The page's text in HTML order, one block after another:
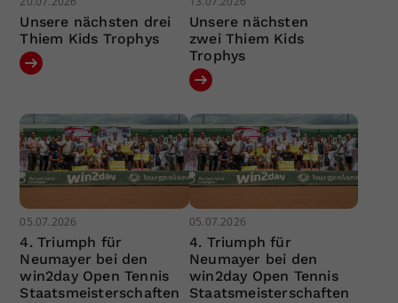
Unsere nächsten drei
Thiem Kids Trophys
Unsere nächsten
zwei Thiem Kids
Trophys
05.07.2026
4. Triumph für
Neumayer bei den
win2day Open Tennis
Staatsmeisterschaften
05.07.2026
4. Triumph für
Neumayer bei den
win2day Open Tennis
Staatsmeisterschaften